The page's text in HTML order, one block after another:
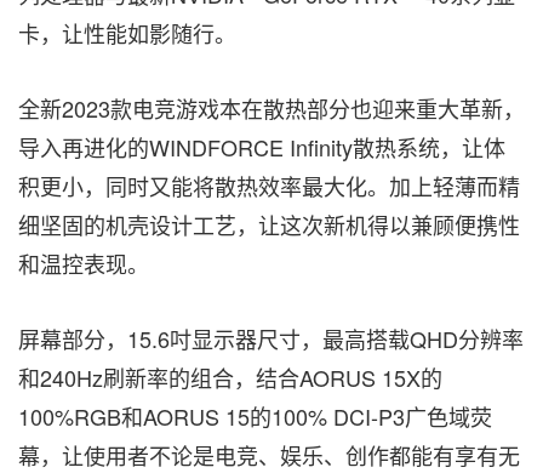
卡，让性能如影随行。
全新2023款电竞游戏本在散热部分也迎来重大革新，
导入再进化的WINDFORCE Infinity散热系统，让体
积更小，同时又能将散热效率最大化。加上轻薄而精
细坚固的机壳设计工艺，让这次新机得以兼顾便携性
和温控表现。
屏幕部分，15.6吋显示器尺寸，最高搭载QHD分辨率
和240Hz刷新率的组合，结合AORUS 15X的
100%RGB和AORUS 15的100% DCI-P3广色域荧
幕，让使用者不论是电竞、娱乐、创作都能有享有无